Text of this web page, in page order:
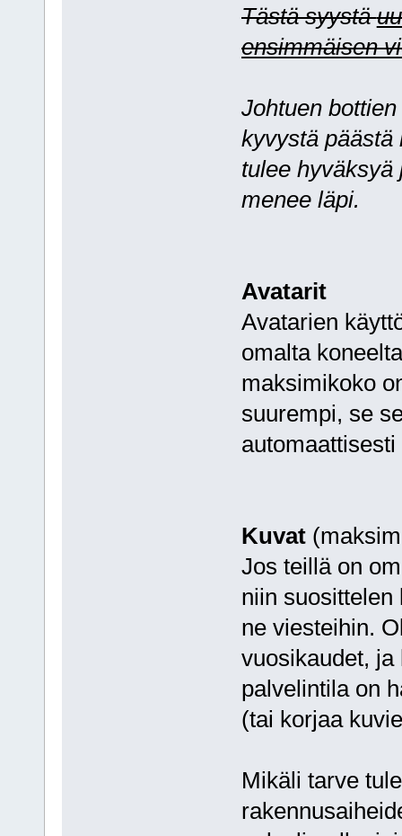
Tästä syystä
ensimmäisen
Johtuen
kyvystä päästä
tulee hyväksyä
menee läpi.
Avatarit
Avatarien
omalta
maksimikoko
suurempi, se
Kuvat
Jos teillä on
niin suosittelen
ne viesteihin.
vuosikaudet,
palvelintila on
(tai korjaa
Mikäli tarve